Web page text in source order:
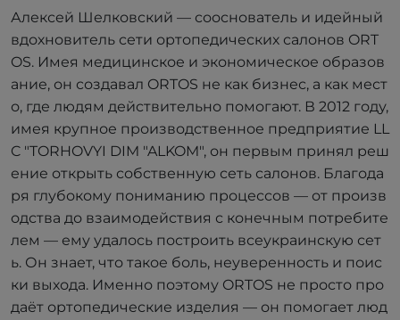
Алексей Шелковский — сооснователь и идейный
вдохновитель сети ортопедических салонов ORT
OS. Имея медицинское и экономическое образов
ание, он создавал ORTOS не как бизнес, а как мест
о, где людям действительно помогают. В 2012 году,
имея крупное производственное предприятие LL
C "TORHOVYI DIM "ALKOM", он первым принял реш
ение открыть собственную сеть салонов. Благода
ря глубокому пониманию процессов — от произв
одства до взаимодействия с конечным потребите
лем — ему удалось построить всеукраинскую сет
ь. Он знает, что такое боль, неуверенность и поис
ки выхода. Именно поэтому ORTOS не просто про
даёт ортопедические изделия — он помогает люд